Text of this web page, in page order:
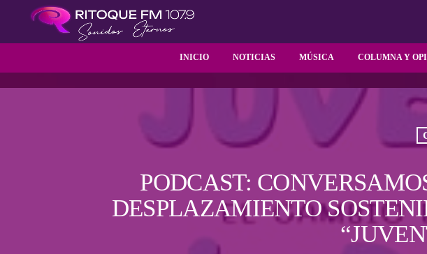
INICIO NOTICIAS MÚSICA COLUMNA Y
PODCAST:
DESPLAZAMIENTO